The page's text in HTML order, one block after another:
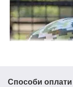
Способи оплати